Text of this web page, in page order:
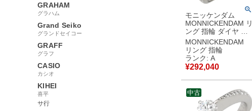
GRAHAM
グラハム
Grand Seiko
グランドセイコー
GRAFF
グラフ
CASIO
カシオ
KIHEI
喜平
サ行
モニッケンダム
MONNICKENDAM リ
ング 指輪 ダイヤ デ
ザインリング プラチ
ナシルバー プラチナ
ブリリアントカット
パヴェ 11号 【中
古】中古美品
MONNICKENDAM
リング 指輪
ランク: A
¥292,040
中古